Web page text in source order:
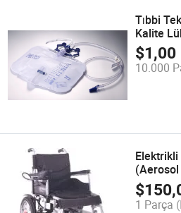
Tıbbi
Kalite
CE ile
$1,00
10.000
asit akü)
$
1 Parça